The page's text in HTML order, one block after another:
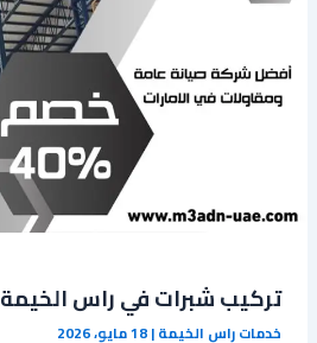
تركيب شبرات في راس الخيمة
خدمات راس الخيمة|18 مايو، 2026